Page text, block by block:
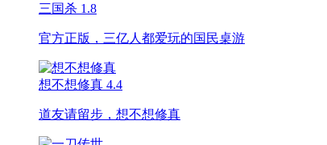
三国杀 1.8
官方正版，三亿人都爱玩的国民桌游
想不想修真 4.4
道友请留步，想不想修真